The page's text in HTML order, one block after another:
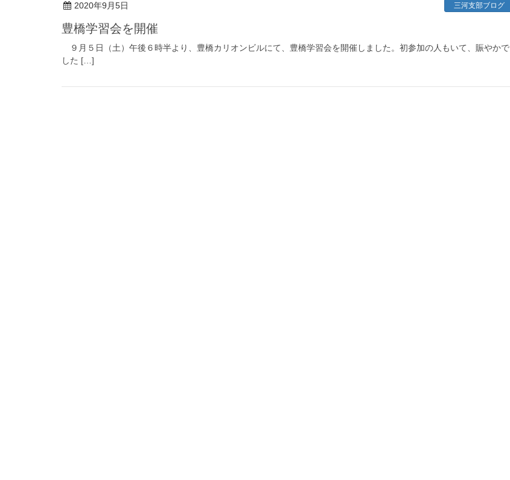
2020年9月5日 三河支部ブログ
豊橋学習会を開催
９月５日（土）午後６時半より、豊橋カリオンビルにて、豊橋学習会を開催しました。初参加の人もいて、賑やかで
した […]